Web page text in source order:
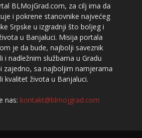
BLMojGrad.com, za cilj ima da
i pokrene stanovnike najvećeg
Srpske u izgradnji što boljeg i
u Banjaluci. Misija portala
je da bude, najbolji saveznik
i nadležnim službama u Gradu
zajedno, sa najboljim namjerama
kvalitet života u Banjaluci.
nas: kontakt@blmojgrad.com